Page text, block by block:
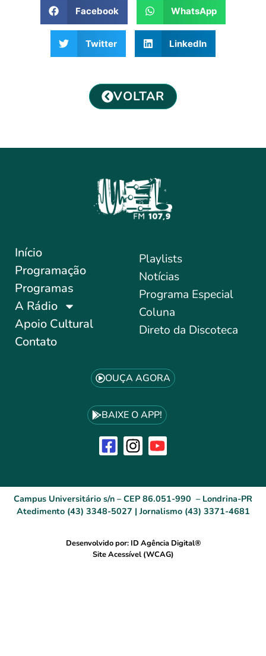
Facebook WhatsApp
Twitter LinkedIn
VOLTAR
Início
Programação
Programas
A Rádio
Apoio Cultural
Contato
Playlists
Notícias
Programa Especial
Coluna
Direto da Discoteca
OUÇA AGORA
BAIXE O APP!
Campus Universitário s/n – CEP 86.051-990 – Londrina-PR
Atedimento (43) 3348-5027 | Jornalismo (43) 3371-4681
Desenvolvido por: ID Agência Digital®
Site Acessível (WCAG)